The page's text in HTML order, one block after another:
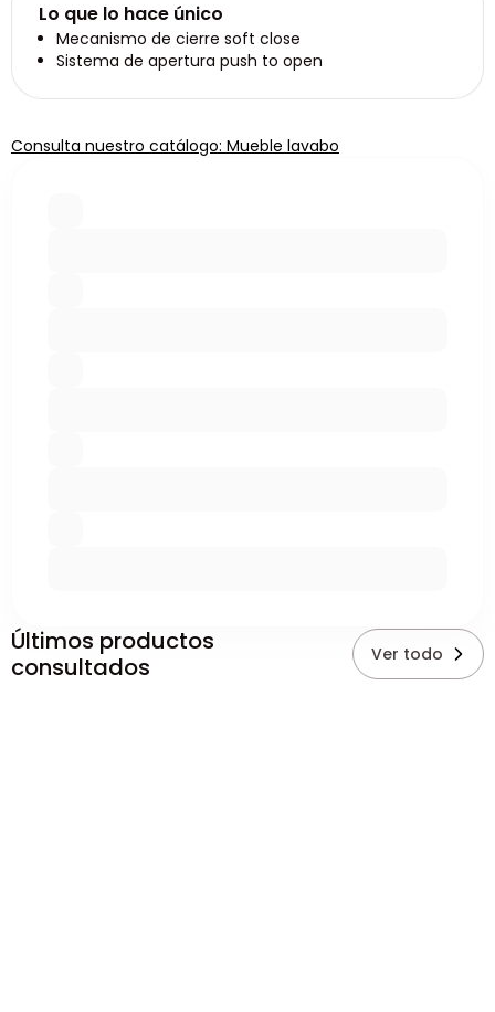
Lo que lo hace único
Mecanismo de cierre soft close
Sistema de apertura push to open
Consulta nuestro catálogo: Mueble lavabo
Últimos productos
consultados
Ver todo